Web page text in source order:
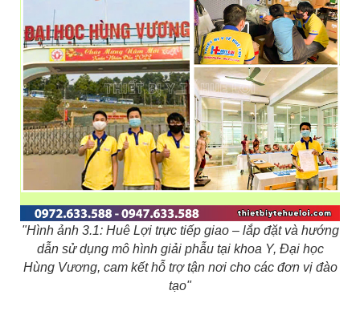
"Hình ảnh 3.1: Huê Lợi trực tiếp giao – lắp đặt và hướng
dẫn sử dụng mô hình giải phẫu tại khoa Y, Đại học
Hùng Vương, cam kết hỗ trợ tận nơi cho các đơn vị đào
tạo"